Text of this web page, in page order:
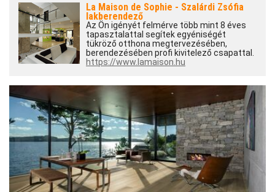
La Maison de Sophie - Szalárdi Zsófia
lakberendező
Az Ön igényét felmérve több mint 8 éves
tapasztalattal segítek egyéniségét
tükröző otthona megtervezésében,
berendezésében profi kivitelező csapattal.
https://www.lamaison.hu